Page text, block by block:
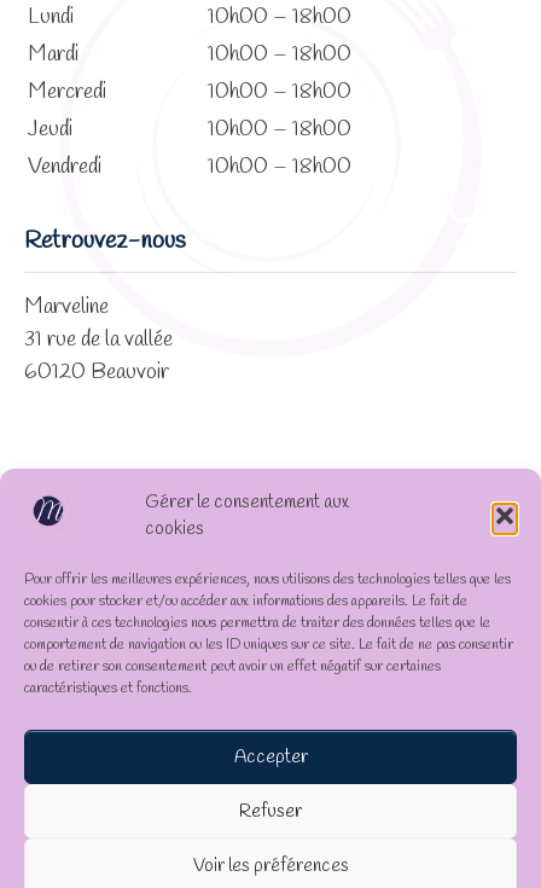
Gérer le consentement aux
cookies
Pour offrir les meilleures expériences, nous utilisons des technologies telles que les
cookies pour stocker et/ou accéder aux informations des appareils. Le fait de
consentir à ces technologies nous permettra de traiter des données telles que le
comportement de navigation ou les ID uniques sur ce site. Le fait de ne pas consentir
ou de retirer son consentement peut avoir un effet négatif sur certaines
caractéristiques et fonctions.
Accepter
Refuser
Voir les préférences
Lundi
10h00 – 18h00
Mardi
10h00 – 18h00
Mercredi
10h00 – 18h00
Jeudi
10h00 – 18h00
Vendredi
10h00 – 18h00
Retrouvez-nous
Marveline
31 rue de la vallée
60120 Beauvoir